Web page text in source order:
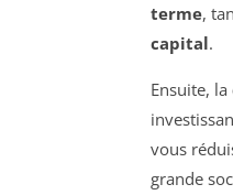
terme,
capital.
Ensuite, la
vous
grande